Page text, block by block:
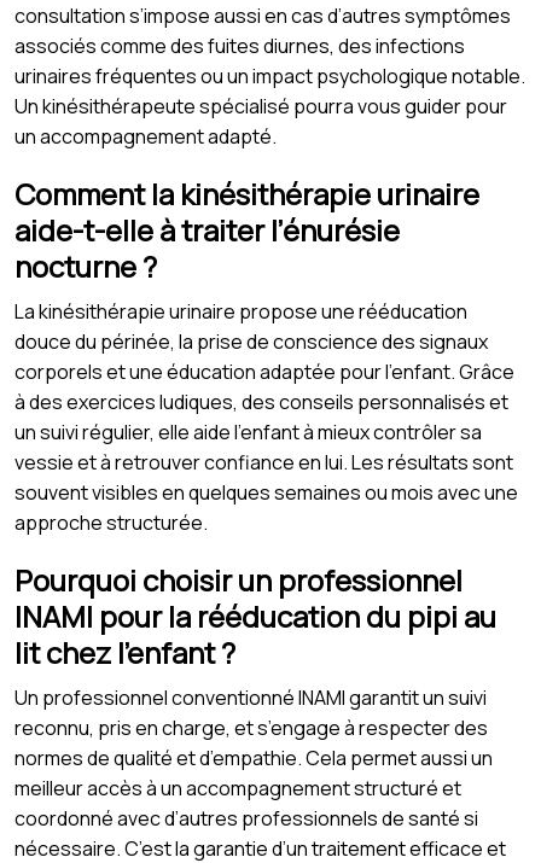
consultation s’impose aussi en cas d’autres symptômes
associés comme des fuites diurnes, des infections
urinaires fréquentes ou un impact psychologique notable.
Un kinésithérapeute spécialisé pourra vous guider pour
un accompagnement adapté.
Comment la kinésithérapie urinaire
aide-t-elle à traiter l’énurésie
nocturne ?
La kinésithérapie urinaire propose une rééducation
douce du périnée, la prise de conscience des signaux
corporels et une éducation adaptée pour l’enfant. Grâce
à des exercices ludiques, des conseils personnalisés et
un suivi régulier, elle aide l’enfant à mieux contrôler sa
vessie et à retrouver confiance en lui. Les résultats sont
souvent visibles en quelques semaines ou mois avec une
approche structurée.
Pourquoi choisir un professionnel
INAMI pour la rééducation du pipi au
lit chez l’enfant ?
Un professionnel conventionné INAMI garantit un suivi
reconnu, pris en charge, et s’engage à respecter des
normes de qualité et d’empathie. Cela permet aussi un
meilleur accès à un accompagnement structuré et
coordonné avec d’autres professionnels de santé si
nécessaire. C’est la garantie d’un traitement efficace et